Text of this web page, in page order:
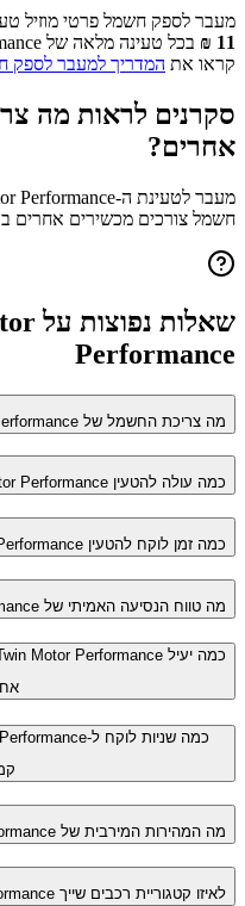
מעבר לספק חשמל פרטי מוזיל טעינה ביתית ב-
11
₪ בכל טעינה מלאה של
קראו את המדריך למעבר לספק
סקרנים לראות מה
אחרים?
מעבר לטעינת ה-Performance
חשמל צורכים מכשירים אחרים
שאלות נפוצות על
Performance
מה צריכת החשמל של Volvo EC40 Twin Motor Performance?
כמה עולה להטעין Volvo EC40 Twin Motor Performance?
כמה זמן לוקח להטעין Volvo EC40 Twin Motor Performance?
מה טווח הנסיעה האמיתי של Volvo EC40 Twin Motor Performance?
מה המהירות המירבית של Volvo EC40 Twin Motor Performance?
לאיזו קטגוריית רכבים שייך Volvo EC40 Twin Motor Performance?